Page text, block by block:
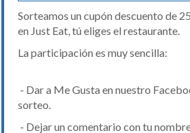
Sorteamos un cupón descuento de
en Just Eat, tú eliges el restaurante.
La participación es muy sencilla:
- Dar a Me Gusta en nuestro
sorteo.
- Dejar un comentario con tu